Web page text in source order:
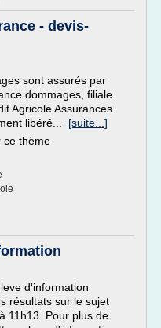
- devis-
sont assurés par
dommages, filiale
Agricole Assurances.
libéré... [suite...]
ce thème
d'information
résultats sur le sujet
11h13. Pour plus de